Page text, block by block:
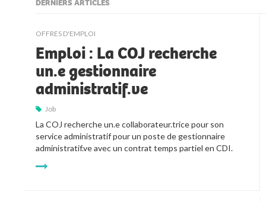
DERNIERS ARTICLES
OFFRES D'EMPLOI
Emploi : La COJ recherche
un.e gestionnaire
administratif.ve
Job
La COJ recherche un.e collaborateur.trice pour son
service administratif pour un poste de gestionnaire
administratif.ve avec un contrat temps partiel en CDI.